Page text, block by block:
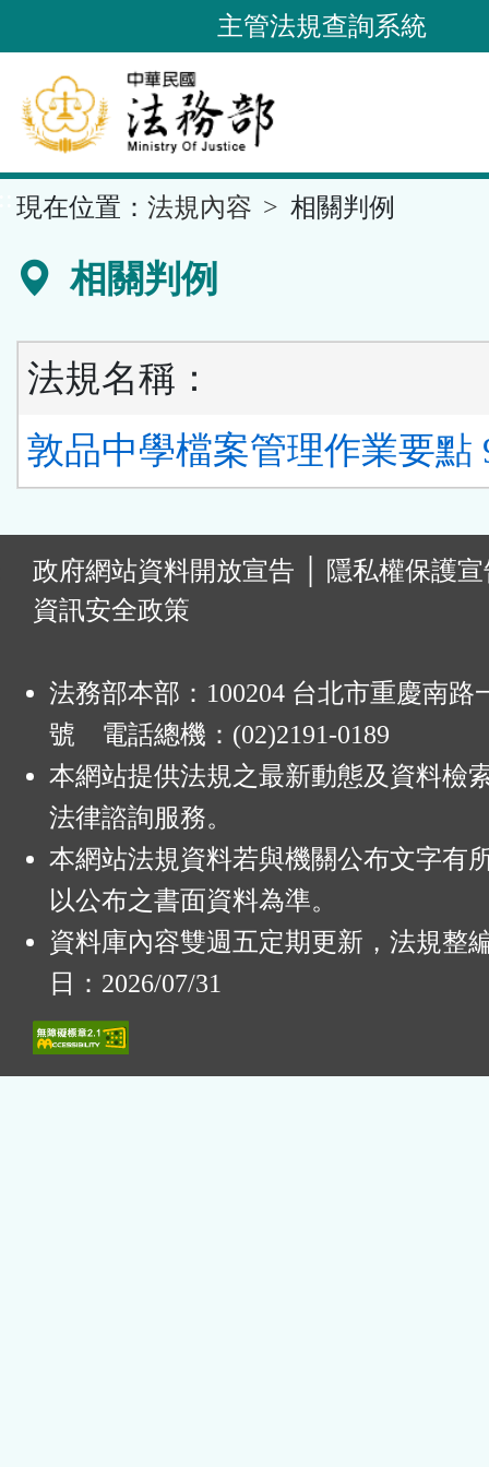
到
要
內
容
區
主管法規查詢系統
現在位置： 法規內容 相關判例
相關判例
法規名稱：
敦品中學檔案管理作業要點
政府網站資料開放宣告
隱私權保護
資訊安全政策
法務部本部：100204 台北市重慶南路
號 電話總機：(02)2191-0189
本網站提供法規之最新動態及資料檢
法律諮詢服務。
本網站法規資料若與機關公布文字有
以公布之書面資料為準。
資料庫內容雙週五定期更新，法規整
日：2026/07/31